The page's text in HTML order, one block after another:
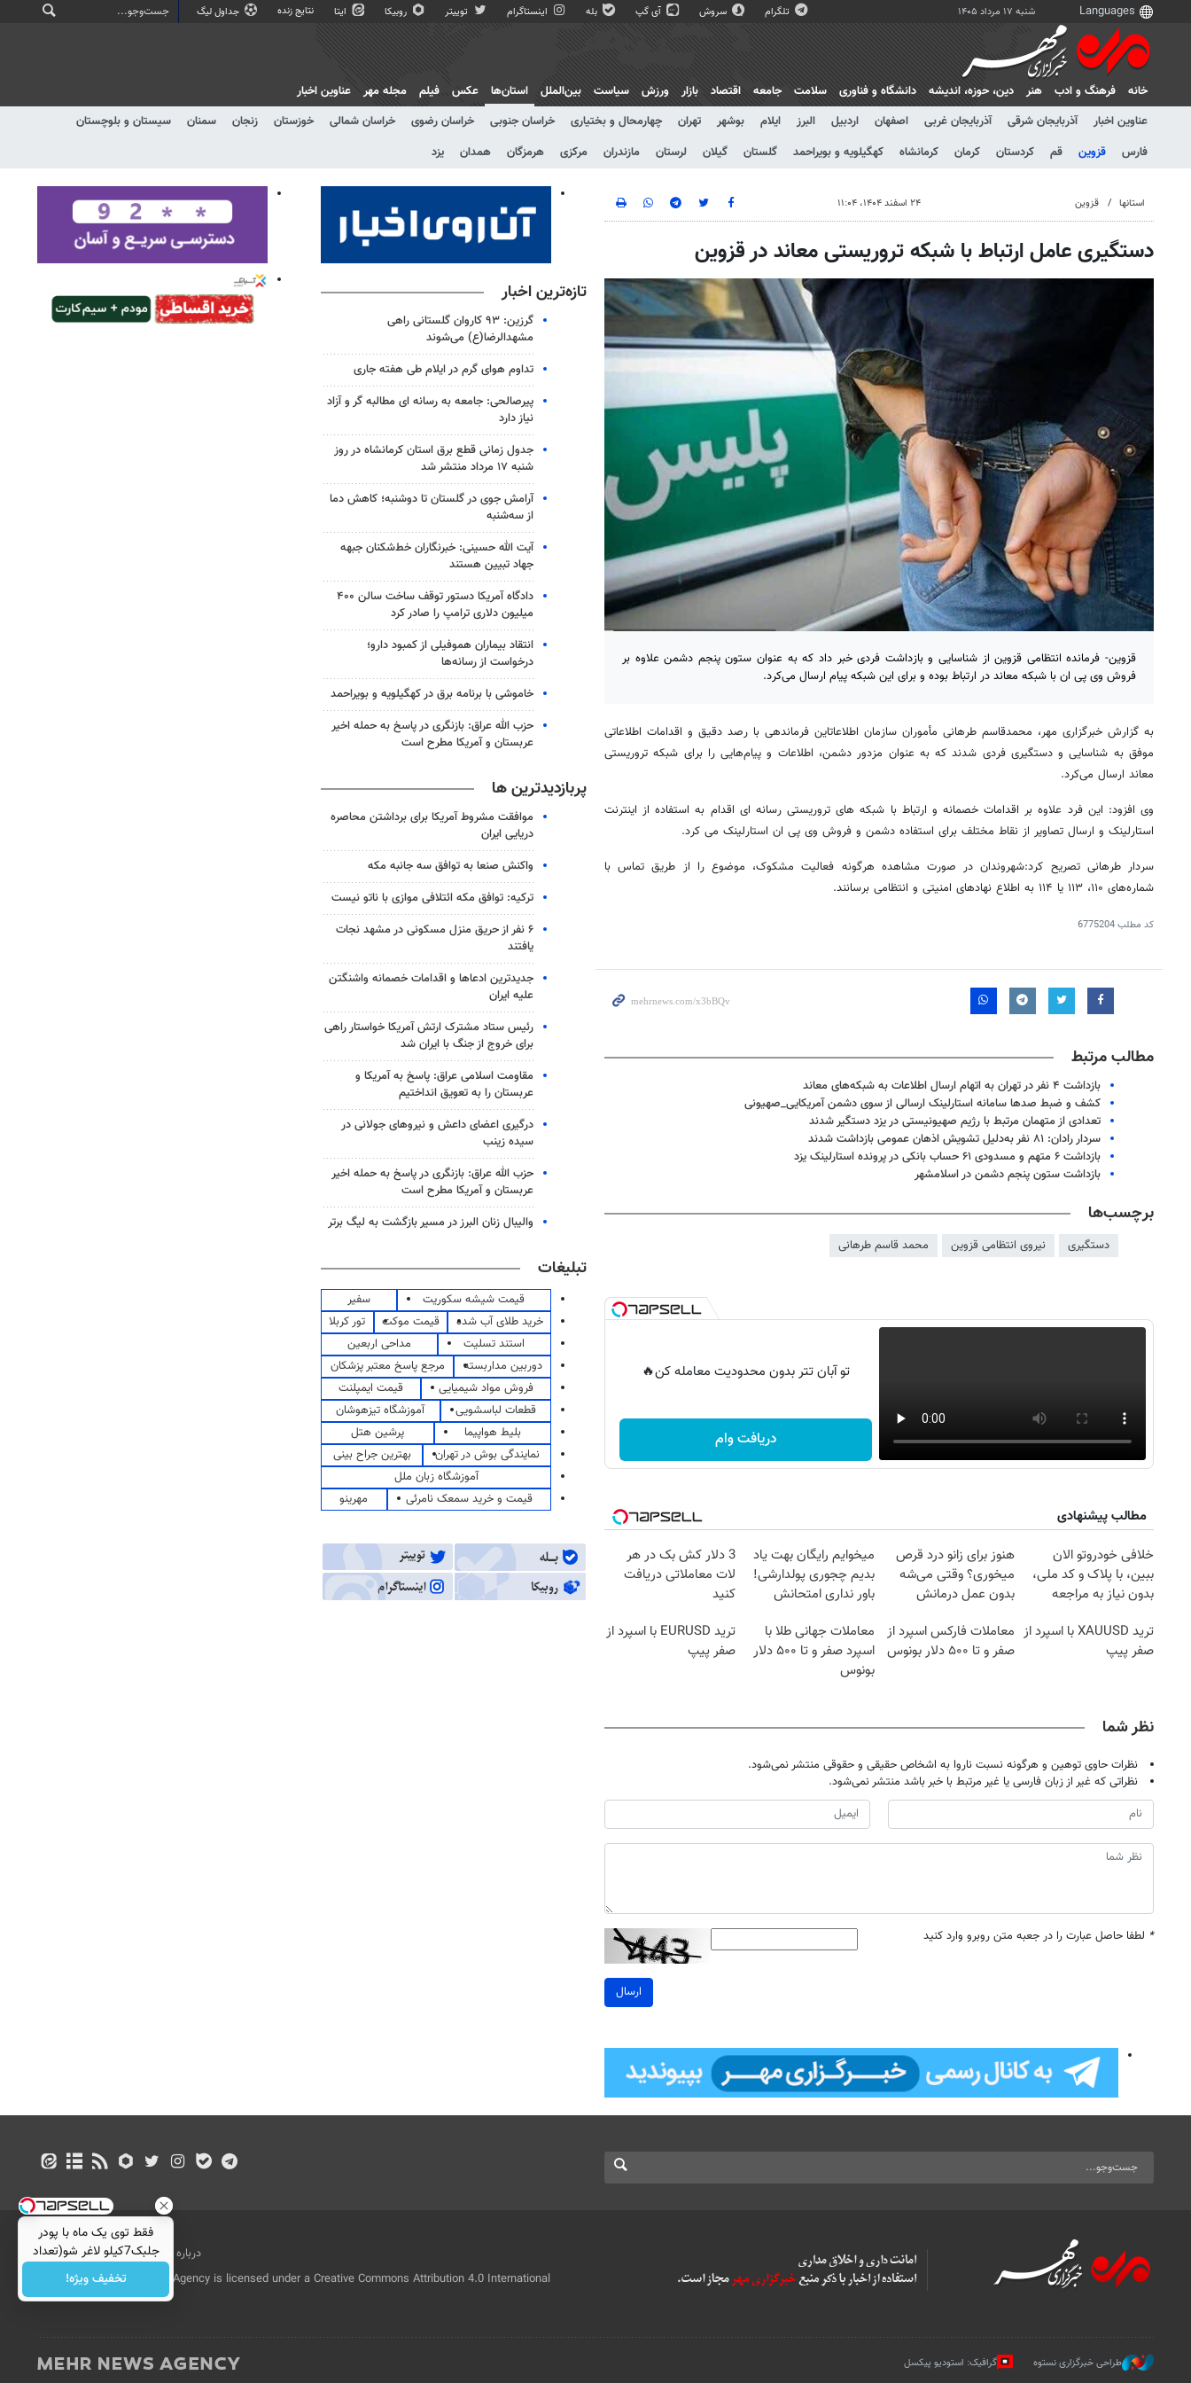
شنبه ۱۷ مرداد ۱۴۰۵ تلگرام سروش آی گپ بله اینستاگرام توییتر روبیکا ایتا نتایج زنده جداول لیگ
خانه فرهنگ و ادب هنر دين، حوزه، انديشه دانشگاه و فناوری سلامت جامعه اقتصاد بازار ورزش سیاست بین‌الملل
استان‌ها
عناوین اخبار
آذربایجان شرقی آذربایجان غربی اصفهان اردبیل البرز ایلام بوشهر تهران چهارمحال و بختیاری خراسان جنوبی خراسان رضوی خراسان شمالی خوزستان زنجان سمنان
سیستان و بلوچستان
فارس
قزوین قم کردستان کرمان کرمانشاه کهگیلویه و بویراحمد گلستان گیلان لرستان مازندران مرکزی هرمزگان همدان یزد
عکس فیلم مجله مهر عناوین اخبار
استانها قزوین ۲۴ اسفند ۱۴۰۴، ۱۱:۰۴
دستگیری عامل ارتباط با شبکه تروریستی معاند در قزوین
قزوین- فرمانده انتظامی قزوین از شناسایی و بازداشت فردی خبر داد که به عنوان ستون پنجم دشمن علاوه بر
فروش وی پی ان با شبکه معاند در ارتباط بوده و برای این شبکه پیام ارسال می‌کرد.
به گزارش خبرگزاری مهر، محمدقاسم طرهانی مأموران سازمان اطلاعاتاین فرماندهی با رصد دقیق و اقدامات اطلاعاتی
موفق به شناسایی و دستگیری فردی شدند که به عنوان مزدور دشمن، اطلاعات و پیام‌هایی را برای شبکه تروریستی
معاند ارسال می‌کرد.
وی افزود: این فرد علاوه بر اقدامات خصمانه و ارتباط با شبکه های تروریستی رسانه ای اقدام به استفاده از اینترنت
استارلینک و ارسال تصاویر از نقاط مختلف برای استفاده دشمن و فروش وی پی ان استارلینک می کرد.
سردار طرهانی تصریح کرد:شهروندان در صورت مشاهده هرگونه فعالیت مشکوک، موضوع را از طریق تماس با
شماره‌های ۱۱۰، ۱۱۳ یا ۱۱۴ به اطلاع نهادهای امنیتی و انتظامی برسانند.
کد مطلب6775204
مطالب مرتبط
بازداشت ۴ نفر در تهران به اتهام ارسال اطلاعات به شبکه‌های معاند
کشف و ضبط صدها سامانه استارلینک ارسالی از سوی دشمن آمریکایی_صهیونی
تعدادی از متهمان مرتبط با رژیم صهیونیستی در یزد دستگیر شدند
سردار رادان: ۸۱ نفر به‌دلیل تشویش اذهان عمومی بازداشت شدند
بازداشت ۶ متهم و مسدودی ۶۱ حساب بانکی در پرونده استارلینک یزد
بازداشت ستون پنجم دشمن در اسلامشهر
برچسب‌ها
دستگیری نیروی انتظامی قزوین محمد قاسم طرهانی
تو آبان تتر بدون محدودیت معامله کن🔥
دریافت وام
مطالب پیشنهادی
خلافی خودروتو الان
ببین، با پلاک و کد ملی،
بدون نیاز به مراجعه
هنوز برای زانو درد قرص
میخوری؟ وقتی می‌شه
بدون عمل درمانش
میخوایم رایگان بهت یاد
بدیم چجوری پولدارشی!
باور نداری امتحانش
3 دلار کش بک در هر
لات معاملاتی دریافت
کنید
ترید XAUUSD با اسپرد از
صفر پیپ
معاملات فارکس اسپرد از
صفر و تا ۵۰۰ دلار بونوس
معاملات جهانی طلا با
اسپرد صفر و تا ۵۰۰ دلار
بونوس
ترید EURUSD با اسپرد از
صفر پیپ
نظر شما
نظرات حاوی توهین و هرگونه نسبت ناروا به اشخاص حقیقی و حقوقی منتشر نمی‌شود.
نظراتی که غیر از زبان فارسی یا غیر مرتبط با خبر باشد منتشر نمی‌شود.
* لطفا حاصل عبارت را در جعبه متن روبرو وارد کنید
ارسال
تازه‌ترین اخبار
گرزین: ۹۳ کاروان گلستانی راهی
مشهدالرضا(ع) می‌شوند
تداوم هوای گرم در ایلام طی هفته جاری
پیرصالحی: جامعه به رسانه ای مطالبه گر و آزاد
نیاز دارد
جدول زمانی قطع برق استان کرمانشاه در روز
شنبه ۱۷ مرداد منتشر شد
آرامش جوی در گلستان تا دوشنبه؛ کاهش دما
از سه‌شنبه
آیت الله حسینی: خبرنگاران خط‌شکنان جبهه
جهاد تبیین هستند
دادگاه آمریکا دستور توقف ساخت سالن ۴۰۰
میلیون دلاری ترامپ را صادر کرد
انتقاد بیماران هموفیلی از کمبود دارو؛
درخواست از رسانه‌ها
خاموشی با برنامه برق در کهگیلویه و بویراحمد
حزب الله عراق: بازنگری در پاسخ به حمله اخیر
عربستان و آمریکا مطرح است
پربازدیدترین ها
موافقت مشروط آمریکا برای برداشتن محاصره
دریایی ایران
واکنش صنعا به توافق سه جانبه مکه
ترکیه: توافق مکه ائتلافی موازی با ناتو نیست
۶ نفر از حریق منزل مسکونی در مشهد نجات
یافتند
جدیدترین ادعاها و اقدامات خصمانه واشنگتن
علیه ایران
رئیس ستاد مشترک ارتش آمریکا خواستار راهی
برای خروج از جنگ با ایران شد
مقاومت اسلامی عراق: پاسخ به آمریکا و
عربستان را به تعویق انداختیم
درگیری اعضای داعش و نیروهای جولانی در
سیده زینب
حزب الله عراق: بازنگری در پاسخ به حمله اخیر
عربستان و آمریکا مطرح است
والیبال زنان البرز در مسیر بازگشت به لیگ برتر
تبلیغات
قیمت شیشه سکوریت
سفیر
خرید طلای آب شده
قیمت موکت
تور کربلا
استند تسلیت
مداحی اربعین
دوربین مداربسته
مرجع پاسخ معتبر پزشکان
فروش مواد شیمیایی
قیمت ایمپلنت
قطعات لباسشویی
آموزشگاه تیزهوشان
بلیط هواپیما
پرشین هتل
نمایندگی بوش در تهران
بهترین جراح بینی
آموزشگاه زبان ملل
قیمت و خرید سمعک نامرئی
مهرینو
درباره ما تماس با ما
بازرگانی
All Content by Mehr News Agency is licensed under a Creative Commons Attribution 4.0 International
License.
طراحی خبرگزاری نستوه گرافیک: استودیو پیکسل
فقط توی یک ماه با پودر
جلبک7کیلو لاغر شو(تعداد
محدود)
تخفیف ویژه!